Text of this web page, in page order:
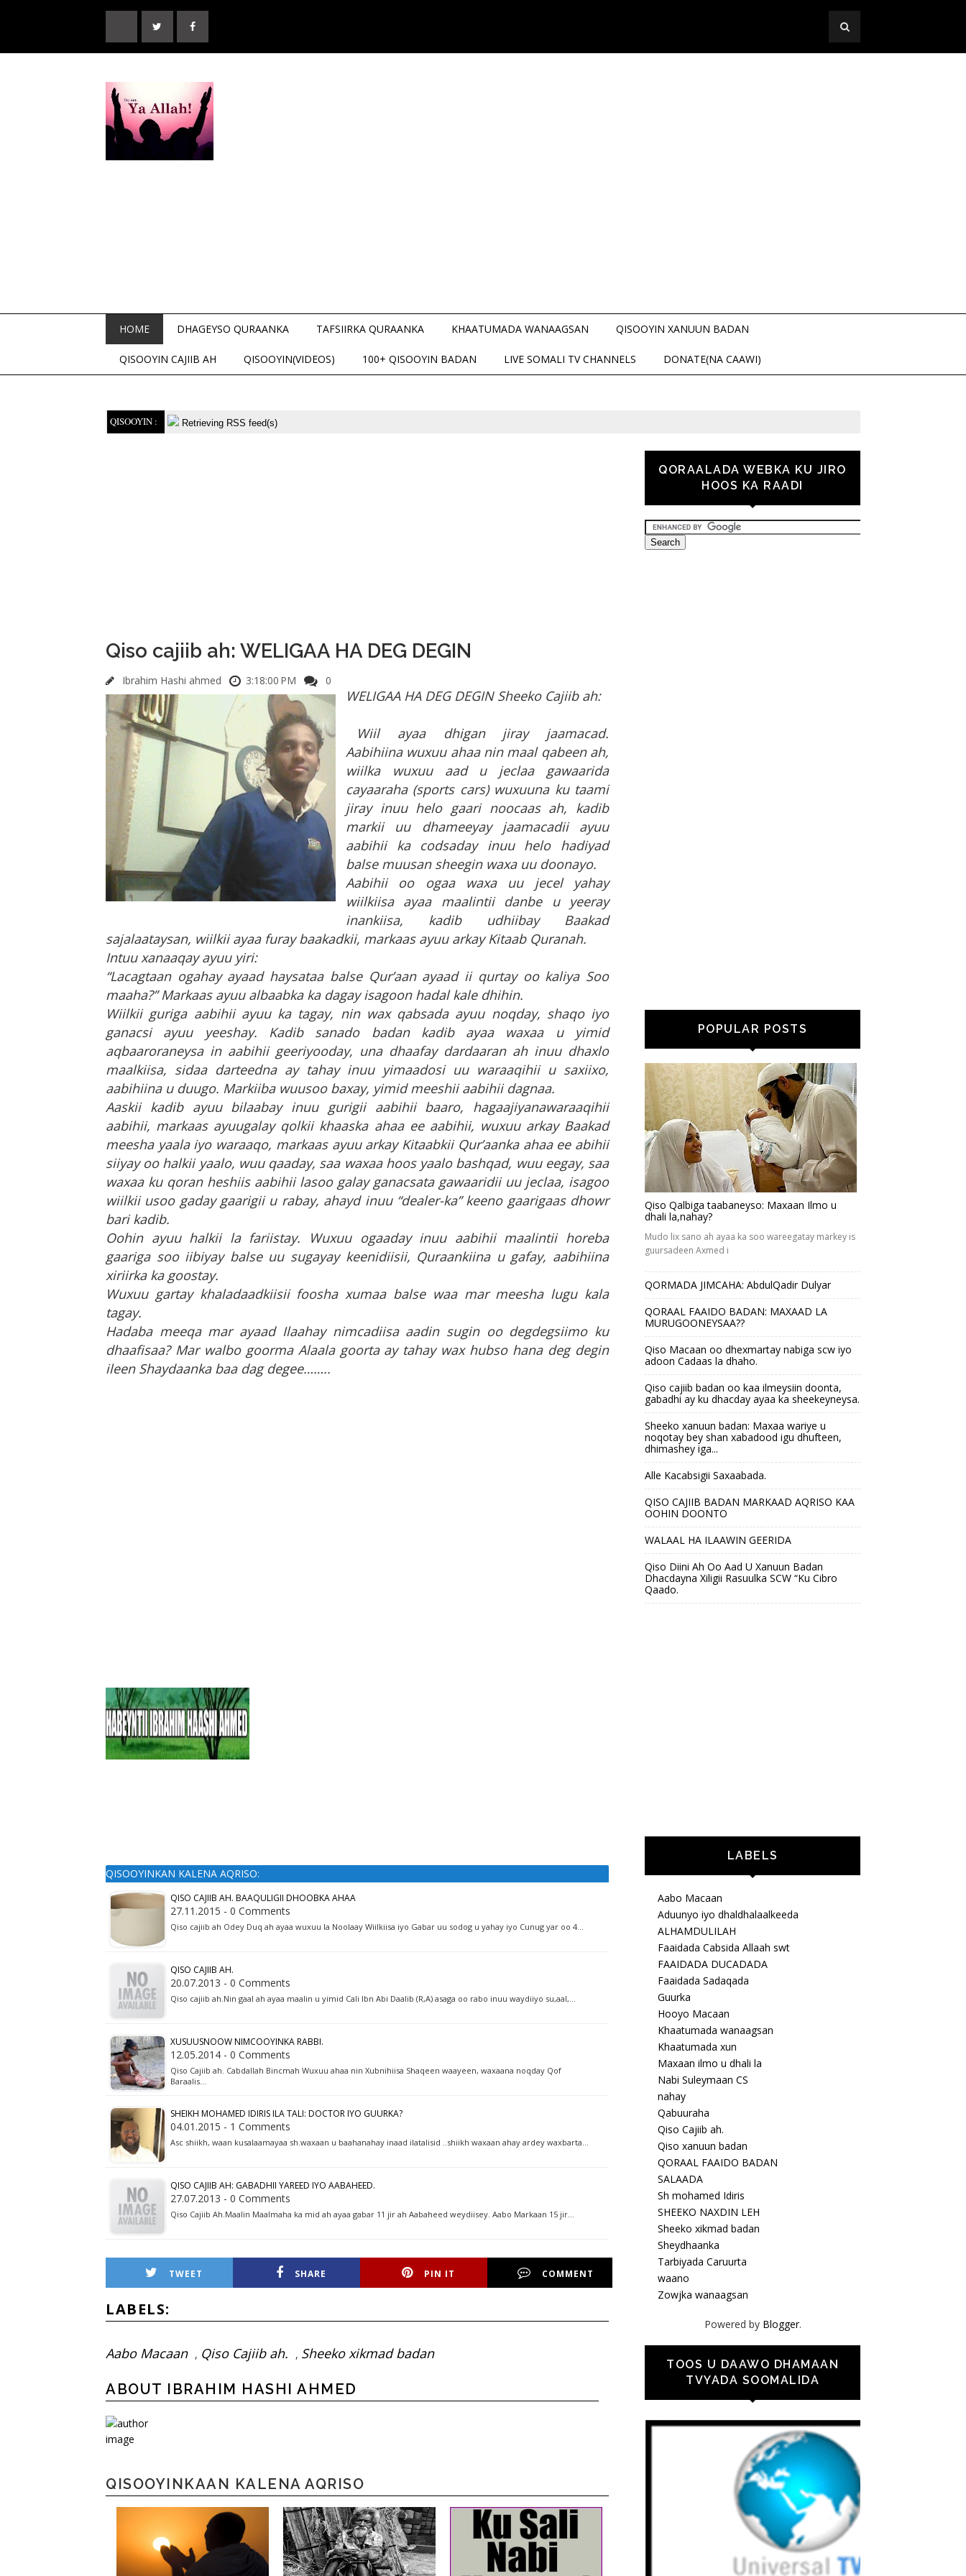
HOME DHAGEYSO QURAANKA TAFSIIRKA QURAANKA KHAATUMADA WANAAGSAN QISOOYIN XANUUN BADAN
QISOOYIN CAJIIB AH QISOOYIN(VIDEOS) 100+ QISOOYIN BADAN LIVE SOMALI TV CHANNELS DONATE(NA CAAWI)
QISOOYIN : Retrieving RSS feed(s)
Qiso cajiib ah: WELIGAA HA DEG DEGIN
Ibrahim Hashi ahmed 3:18:00 PM 0
WELIGAA HA DEG DEGIN Sheeko Cajiib ah:
Wiil ayaa dhigan jiray jaamacad.
Aabihiina wuxuu ahaa nin maal qabeen ah,
wiilka wuxuu aad u jeclaa gawaarida
cayaaraha (sports cars) wuxuuna ku taami
jiray inuu helo gaari noocaas ah, kadib
markii uu dhameeyay jaamacadii ayuu
aabihii ka codsaday inuu helo hadiyad
balse muusan sheegin waxa uu doonayo.
Aabihii oo ogaa waxa uu jecel yahay
wiilkiisa ayaa maalintii danbe u yeeray
inankiisa, kadib udhiibay Baakad
sajalaataysan, wiilkii ayaa furay baakadkii, markaas ayuu arkay Kitaab Quranah.
Intuu xanaaqay ayuu yiri:
“Lacagtaan ogahay ayaad haysataa balse Qur’aan ayaad ii qurtay oo kaliya Soo
maaha?” Markaas ayuu albaabka ka dagay isagoon hadal kale dhihin.
Wiilkii guriga aabihii ayuu ka tagay, nin wax qabsada ayuu noqday, shaqo iyo
ganacsi ayuu yeeshay. Kadib sanado badan kadib ayaa waxaa u yimid
aqbaaroraneysa in aabihii geeriyooday, una dhaafay dardaaran ah inuu dhaxlo
maalkiisa, sidaa darteedna ay tahay inuu yimaadosi uu waraaqihii u saxiixo,
aabihiina u duugo. Markiiba wuusoo baxay, yimid meeshii aabihii dagnaa.
Aaskii kadib ayuu bilaabay inuu gurigii aabihii baaro, hagaajiyanawaraaqihii
aabihii, markaas ayuugalay qolkii khaaska ahaa ee aabihii, wuxuu arkay Baakad
meesha yaala iyo waraaqo, markaas ayuu arkay Kitaabkii Qur’aanka ahaa ee abihii
siiyay oo halkii yaalo, wuu qaaday, saa waxaa hoos yaalo bashqad, wuu eegay, saa
waxaa ku qoran heshiis aabihii lasoo galay ganacsata gawaaridii uu jeclaa, isagoo
wiilkii usoo gaday gaarigii u rabay, ahayd inuu “dealer-ka” keeno gaarigaas dhowr
bari kadib.
Oohin ayuu halkii la fariistay. Wuxuu ogaaday inuu aabihii maalintii horeba
gaariga soo iibiyay balse uu sugayay keenidiisii, Quraankiina u gafay, aabihiina
xiriirka ka goostay.
Wuxuu gartay khaladaadkiisii foosha xumaa balse waa mar meesha lugu kala
tagay.
Hadaba meeqa mar ayaad Ilaahay nimcadiisa aadin sugin oo degdegsiimo ku
dhaafisaa? Mar walbo goorma Alaala goorta ay tahay wax hubso hana deg degin
ileen Shaydaanka baa dag degee……..
QISOOYINKAN KALENA AQRISO:
QISO CAJIIB AH. BAAQULIGII DHOOBKA AHAA
27.11.2015 - 0 Comments
Qiso cajiib ah Odey Duq ah ayaa wuxuu la Noolaay Wiilkiisa iyo Gabar uu sodog u yahay iyo Cunug yar oo 4…
QISO CAJIIB AH.
20.07.2013 - 0 Comments
Qiso cajiib ah.Nin gaal ah ayaa maalin u yimid Cali Ibn Abi Daalib (R,A) asaga oo rabo inuu waydiiyo su,aal,…
XUSUUSNOOW NIMCOOYINKA RABBI.
12.05.2014 - 0 Comments
Qiso Cajiib ah. Cabdallah Bincmah Wuxuu ahaa nin Xubnihiisa Shaqeen waayeen, waxaana noqday Qof
Baraalis…
SHEIKH MOHAMED IDIRIS ILA TALI: DOCTOR IYO GUURKA?
04.01.2015 - 1 Comments
Asc shiikh, waan kusalaamayaa sh.waxaan u baahanahay inaad ilatalisid ..shiikh waxaan ahay ardey waxbarta…
QISO CAJIIB AH: GABADHII YAREED IYO AABAHEED.
27.07.2013 - 0 Comments
Qiso Cajiib Ah.Maalin Maalmaha ka mid ah ayaa gabar 11 jir ah Aabaheed weydiisey. Aabo Markaan 15 jir…
TWEET SHARE PIN IT COMMENT
LABELS:
Aabo Macaan , Qiso Cajiib ah. , Sheeko xikmad badan
ABOUT IBRAHIM HASHI AHMED
QISOOYINKAAN KALENA AQRISO
QORAALADA WEBKA KU JIRO
HOOS KA RAADI
POPULAR POSTS
Qiso Qalbiga taabaneyso: Maxaan Ilmo u
dhali la,nahay?
Mudo lix sano ah ayaa ka soo wareegatay markey is
guursadeen Axmed i
QORMADA JIMCAHA: AbdulQadir Dulyar
QORAAL FAAIDO BADAN: MAXAAD LA
MURUGOONEYSAA??
Qiso Macaan oo dhexmartay nabiga scw iyo
adoon Cadaas la dhaho.
Qiso cajiib badan oo kaa ilmeysiin doonta,
gabadhi ay ku dhacday ayaa ka sheekeyneysa.
Sheeko xanuun badan: Maxaa wariye u
noqotay bey shan xabadood igu dhufteen,
dhimashey iga...
Alle Kacabsigii Saxaabada.
QISO CAJIIB BADAN MARKAAD AQRISO KAA
OOHIN DOONTO
WALAAL HA ILAAWIN GEERIDA
Qiso Diini Ah Oo Aad U Xanuun Badan
Dhacdayna Xiligii Rasuulka SCW “Ku Cibro
Qaado.
LABELS
Aabo Macaan
Aduunyo iyo dhaldhalaalkeeda
ALHAMDULILAH
Faaidada Cabsida Allaah swt
FAAIDADA DUCADADA
Faaidada Sadaqada
Guurka
Hooyo Macaan
Khaatumada wanaagsan
Khaatumada xun
Maxaan ilmo u dhali la
Nabi Suleymaan CS
nahay
Qabuuraha
Qiso Cajiib ah.
Qiso xanuun badan
QORAAL FAAIDO BADAN
SALAADA
Sh mohamed Idiris
SHEEKO NAXDIN LEH
Sheeko xikmad badan
Sheydhaanka
Tarbiyada Caruurta
waano
Zowjka wanaagsan
Powered by Blogger.
TOOS U DAAWO DHAMAAN
TVYADA SOOMALIDA